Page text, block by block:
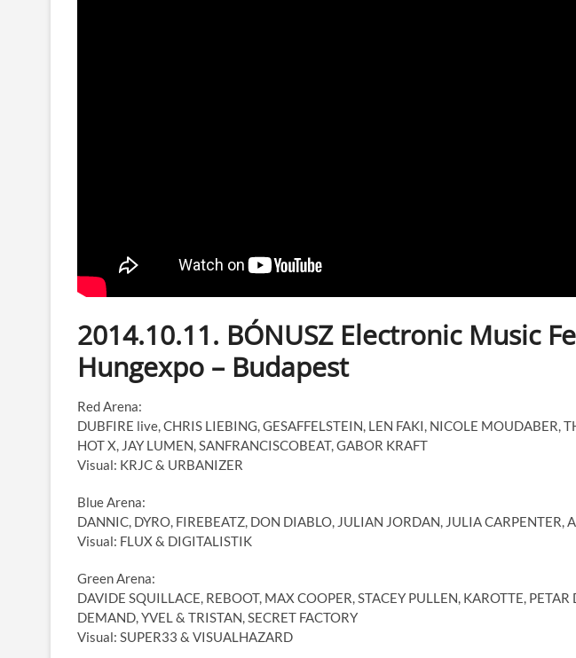
2014.10.11. BÓNUSZ Electronic Music
Hungexpo – Budapest
Red Arena:
DUBFIRE live, CHRIS LIEBING, GESAFFELSTEIN, LEN FAKI, NICOLE MOUDABER,
HOT X, JAY LUMEN, SANFRANCISCOBEAT, GABOR KRAFT
Visual: KRJC & URBANIZER
Blue Arena:
DANNIC, DYRO, FIREBEATZ, DON DIABLO, JULIAN JORDAN, JULIA CARPENTER,
Visual: FLUX & DIGITALISTIK
Green Arena:
DAVIDE SQUILLACE, REBOOT, MAX COOPER, STACEY PULLEN, KAROTTE,
DEMAND, YVEL & TRISTAN, SECRET FACTORY
Visual: SUPER33 & VISUALHAZARD